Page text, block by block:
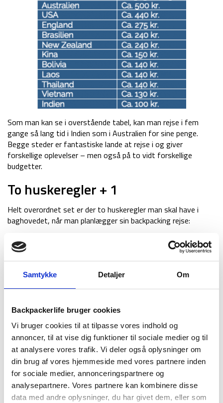
Samtykke Detaljer Om
Backpackerlife bruger cookies
Vi bruger cookies til at tilpasse vores indhold og
annoncer, til at vise dig funktioner til sociale medier og til
at analysere vores trafik. Vi deler også oplysninger om
din brug af vores hjemmeside med vores partnere inden
for sociale medier, annonceringspartnere og
analysepartnere. Vores partnere kan kombinere disse
data med andre oplysninger, du har givet dem, eller som
Som man kan se i overstående tabel, kan man rejse i fem
gange så lang tid i Indien som i Australien for sine penge.
Begge steder er fantastiske lande at rejse i og giver
forskellige oplevelser – men også på to vidt forskellige
budgetter.
To huskeregler + 1
Helt overordnet set er der to huskeregler man skal have i
baghovedet, når man planlægger sin backpacking rejse:
Ikke alting går som man regner med under selve rejsen –
men det er ofte til det bedre!
Lad vær’ med at overplanlægge din rejse – det er spild af
tid (se punkt 1)
Husk derfor; det er fedt at planlægge sin tur og
man ofte som backpacker lever ”i nuet”, skal man passe på
med minutiøst at planlægge alle aspekter af ens rejse.
Sidste og vigtigste huskeregel er dog at du skal huske at
have det sjovt og huske at leve i nuet!
5/5 - (3 votes)
backpacking,budget,inspiration,planlægning,planlægning inden afrejse